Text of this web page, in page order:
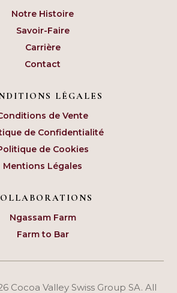
Notre Histoire
Savoir-Faire
Carrière
Contact
LÉGALES
de Vente
de Confidentialité
de Cookies
Mentions Légales
Ngassam Farm
Farm to Bar
Cocoa Valley Swiss Group SA. All